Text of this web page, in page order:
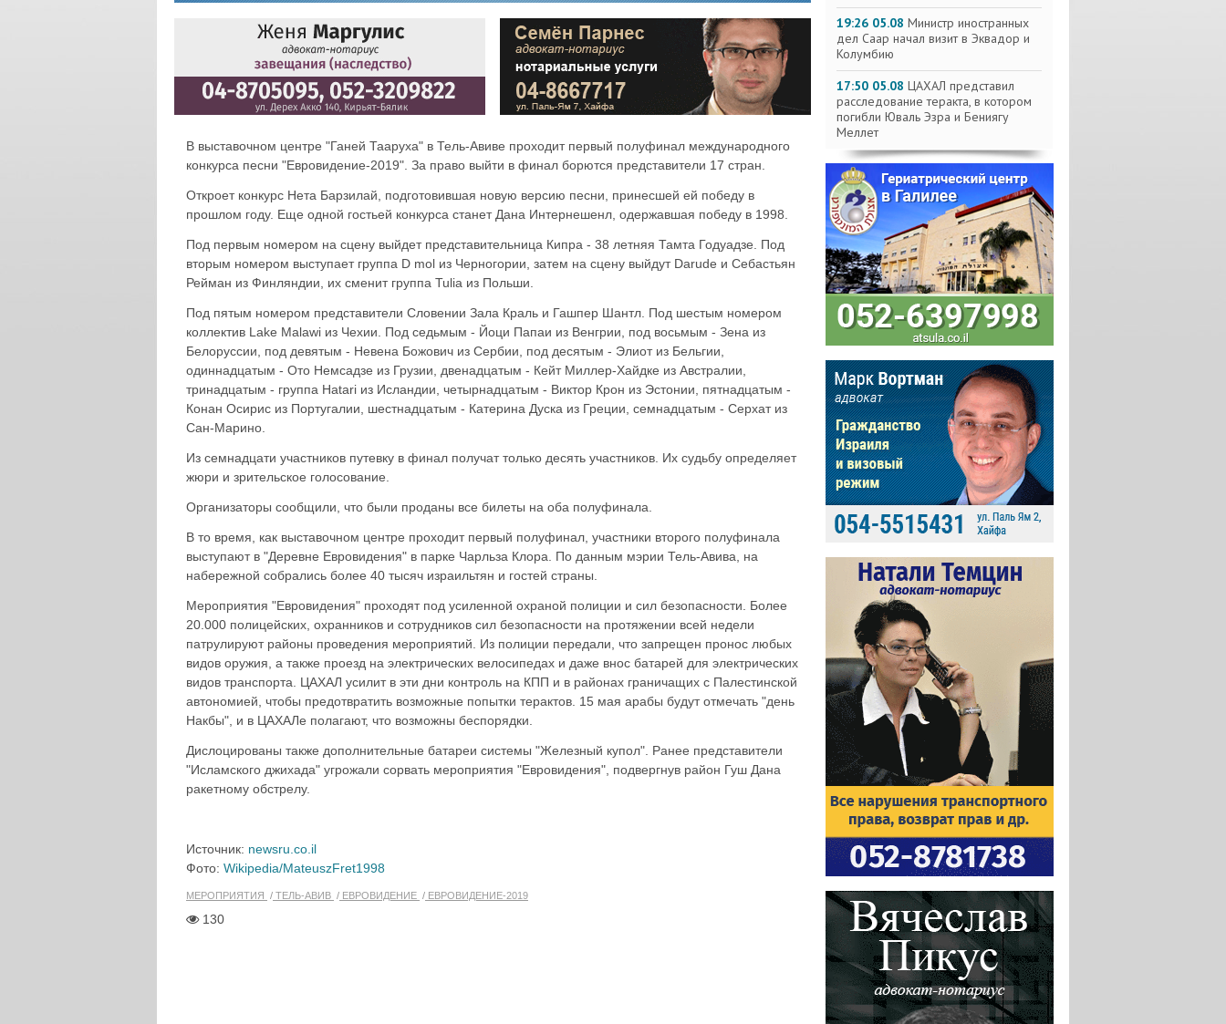
В выставочном центре "Ганей Тааруха" в Тель-Авиве проходит первый полуфинал международного
конкурса песни "Евровидение-2019". За право выйти в финал борются представители 17 стран.
Откроет конкурс Нета Барзилай, подготовившая новую версию песни, принесшей ей победу в
прошлом году. Еще одной гостьей конкурса станет Дана Интернешенл, одержавшая победу в 1998.
Под первым номером на сцену выйдет представительница Кипра - 38 летняя Тамта Годуадзе. Под
вторым номером выступает группа D mol из Черногории, затем на сцену выйдут Darude и Себастьян
Рейман из Финляндии, их сменит группа Tulia из Польши.
Под пятым номером представители Словении Зала Краль и Гашпер Шантл. Под шестым номером
коллектив Lake Malawi из Чехии. Под седьмым - Йоци Папаи из Венгрии, под восьмым - Зена из
Белоруссии, под девятым - Невена Божович из Сербии, под десятым - Элиот из Бельгии,
одиннадцатым - Ото Немсадзе из Грузии, двенадцатым - Кейт Миллер-Хайдке из Австралии,
тринадцатым - группа Hatari из Исландии, четырнадцатым - Виктор Крон из Эстонии, пятнадцатым -
Конан Осирис из Португалии, шестнадцатым - Катерина Дуска из Греции, семнадцатым - Серхат из
Сан-Марино.
Из семнадцати участников путевку в финал получат только десять участников. Их судьбу определяет
жюри и зрительское голосование.
Организаторы сообщили, что были проданы все билеты на оба полуфинала.
В то время, как выставочном центре проходит первый полуфинал, участники второго полуфинала
выступают в "Деревне Евровидения" в парке Чарльза Клора. По данным мэрии Тель-Авива, на
набережной собрались более 40 тысяч израильтян и гостей страны.
Мероприятия "Евровидения" проходят под усиленной охраной полиции и сил безопасности. Более
20.000 полицейских, охранников и сотрудников сил безопасности на протяжении всей недели
патрулируют районы проведения мероприятий. Из полиции передали, что запрещен пронос любых
видов оружия, а также проезд на электрических велосипедах и даже внос батарей для электрических
видов транспорта. ЦАХАЛ усилит в эти дни контроль на КПП и в районах граничащих с Палестинской
автономией, чтобы предотвратить возможные попытки терактов. 15 мая арабы будут отмечать "день
Накбы", и в ЦАХАЛе полагают, что возможны беспорядки.
Дислоцированы также дополнительные батареи системы "Железный купол". Ранее представители
"Исламского джихада" угрожали сорвать мероприятия "Евровидения", подвергнув район Гуш Дана
ракетному обстрелу.
Источник: newsru.co.il
Фото: Wikipedia/MateuszFret1998
МЕРОПРИЯТИЯ ТЕЛЬ-АВИВ ЕВРОВИДЕНИЕ ЕВРОВИДЕНИЕ-2019
130
19:26 05.08 Министр иностранных
дел Саар начал визит в Эквадор и
Колумбию
17:50 05.08 ЦАХАЛ представил
расследование теракта, в котором
погибли Юваль Эзра и Бениягу
Меллет